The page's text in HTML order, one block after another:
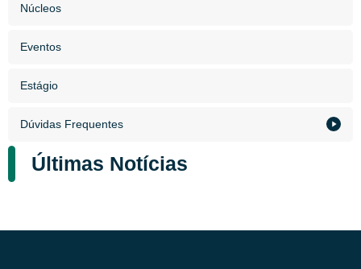
Núcleos
Eventos
Estágio
Dúvidas Frequentes
Últimas Notícias